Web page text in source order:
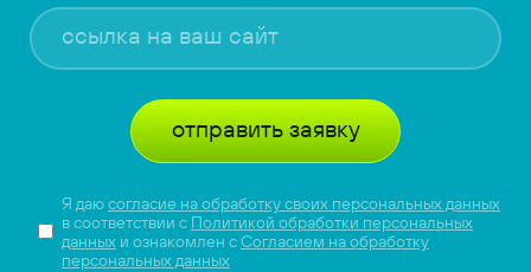
отправить заявку
Я даюсогласие на обработку своих персональных данных
в соответствии с Политикой обработки персональных
данныхи ознакомлен сСогласием на обработку
персональных данных